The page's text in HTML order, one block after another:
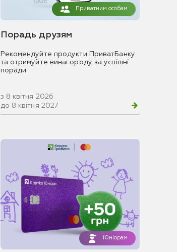
Приватним особам
Порадь друзям
Рекомендуйте продукти ПриватБанку
та отримуйте винагороду за успішні
поради
з 8 квітня 2026
до 8 квітня 2027
Юніорам